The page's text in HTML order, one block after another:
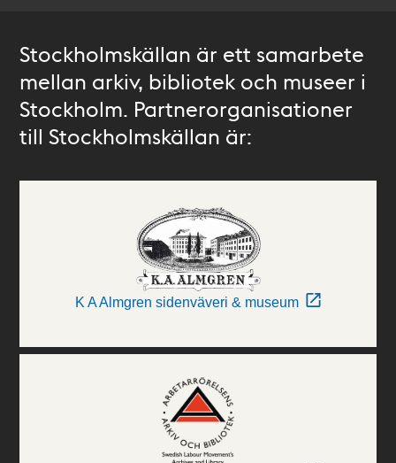
Stockholmskällan är ett samarbete
mellan arkiv, bibliotek och museer i
Stockholm. Partnerorganisationer
till Stockholmskällan är:
K A Almgren sidenväveri & museum